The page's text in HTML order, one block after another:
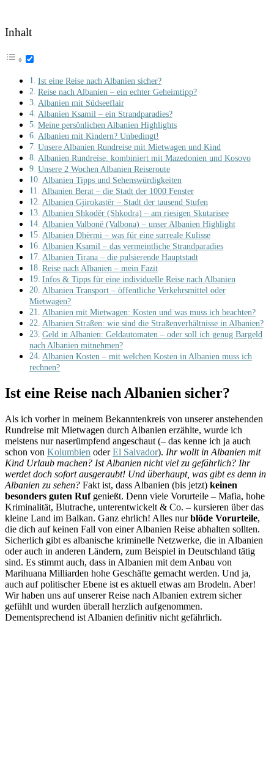
Inhalt
Ist eine Reise nach Albanien sicher?
Reise nach Albanien – ein echter Geheimtipp?
Albanien mit Südseeflair
Albanien Ksamil – ein Strandparadies?
Meine persönlichen Albanien Highlights
Albanien mit Kindern? Unbedingt!
Unsere Albanien Rundreise mit Mietwagen und Kind
Albanien Rundreise: kombiniert mit Mazedonien und Kosovo
Unsere 2 Wochen Albanien Reiseroute
Albanien Tipps und Sehenswürdigkeiten
Albanien Berat – die Stadt der 1000 Fenster
Albanien Gjirokastër – Stadt der tausend Stufen
Albanien Shkodër (Shkodra) – am riesigen Skutarisee
Albanien Valbonë (Valbona) – unser Albanien Highlight
Albanien Dhërmi – was für eine surreale Kulisse
Albanien Ksamil – das vermeintliche Strandparadies
Albanien Tirana – die pulsierende Hauptstadt
Reise nach Albanien – mein Fazit
Infos & Tipps für eine individuelle Reise nach Albanien
Albanien Transport – öffentliche Verkehrsmittel oder
Mietwagen?
Albanien mit Mietwagen: Kosten und was muss ich beachten?
Albanien Straßen: wie sind die Straßenverhältnisse in Albanien?
Geld in Albanien: Geldautomaten – oder soll ich genug Bargeld
nach Albanien mitnehmen?
Albanien Kosten – mit welchen Kosten in Albanien muss ich
rechnen?
Ist eine Reise nach Albanien sicher?
Als ich vorher in meinem Bekanntenkreis von unserer anstehenden
Rundreise mit Mietwagen durch Albanien erzählte, wurde ich
meistens nur naserümpfend angeschaut (– das kenne ich ja auch
schon von Kolumbien oderEl Salvador). Ihr wollt in Albanien mit
Kind Urlaub machen? Ist Albanien nicht viel zu gefährlich? Ihr
werdet doch sofort ausgeraubt! Und überhaupt, was gibt es denn in
Albanien zu sehen? Fakt ist, dass Albanien (bis jetzt) keinen
besonders guten Rufgenießt. Denn viele Vorurteile – Mafia, hohe
Kriminalität, Blutrache, unterentwickelt & Co. – kursieren über das
kleine Land im Balkan. Ganz ehrlich! Alles nurblöde Vorurteile,
die dich auf keinen Fall von einer Albanien Reise abhalten sollten.
Sicherlich gibt es albanische kriminelle Netzwerke, die in Albanien
oder auch in anderen Ländern, zum Beispiel in Deutschland tätig
sind. Es stimmt auch, dass in Albanien mit dem Anbau von
Marihuana Milliarden hohe Geschäfte gemacht werden. Und ja,
auch auf politischer Ebene ist es aktuell etwas am Brodeln. Aber!
Wir haben uns auf unserer Reise nach Albanien extrem sicher
gefühlt und wurden überall herzlich aufgenommen.
Dementsprechend ist Albanien definitiv nicht gefährlich.